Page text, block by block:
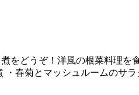
をどうぞ！洋風の根菜料理
春菊とマッシュルームのサ